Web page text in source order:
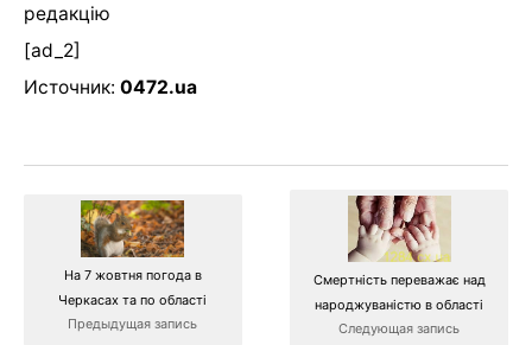
редакцію
[ad_2]
Источник: 0472.ua
На 7 жовтня погода в
Черкасах та по області
Предыдущая запись
Смертність переважає над
народжуваністю в області
Следующая запись